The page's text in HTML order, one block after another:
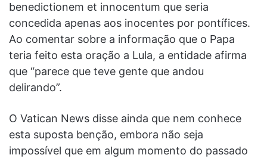
benedictionem et innocentum que seria
concedida apenas aos inocentes por pontífices.
Ao comentar sobre a informação que o Papa
teria feito esta oração a Lula, a entidade afirma
que “parece que teve gente que andou
delirando”.
O Vatican News disse ainda que nem conhece
esta suposta benção, embora não seja
impossível que em algum momento do passado